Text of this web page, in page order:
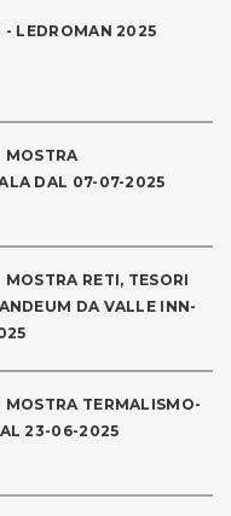
- LEDROMAN 2025
MOSTRA
DAL 07-07-2025
RETI, TESORI
DA VALLE INN-
MOSTRA TERMALISMO-
23-06-2025